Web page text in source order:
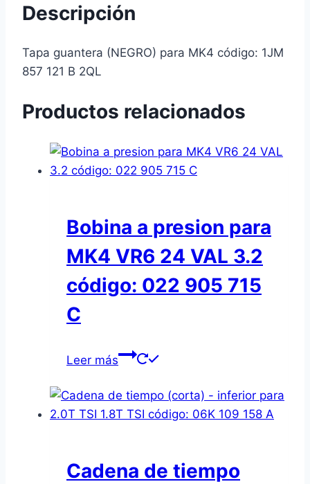
Descripción
Tapa guantera (NEGRO) para MK4 código: 1JM
857 121 B 2QL
Productos relacionados
Bobina a presion para
MK4 VR6 24 VAL 3.2
código: 022 905 715
C
Leer más
Cadena de tiempo